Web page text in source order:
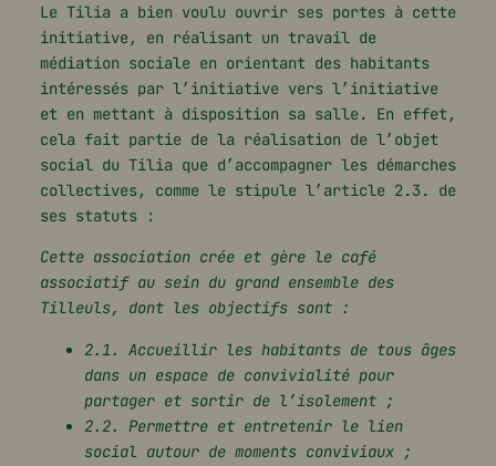
Le Tilia a bien voulu ouvrir ses portes à cette
initiative, en réalisant un travail de
médiation sociale en orientant des habitants
intéressés par l’initiative vers l’initiative
et en mettant à disposition sa salle. En effet,
cela fait partie de la réalisation de l’objet
social du Tilia que d’accompagner les démarches
collectives, comme le stipule l’article 2.3. de
ses statuts :
Cette association crée et gère le café
associatif au sein du grand ensemble des
Tilleuls, dont les objectifs sont :
2.1. Accueillir les habitants de tous âges
dans un espace de convivialité pour
partager et sortir de l’isolement ;
2.2. Permettre et entretenir le lien
social autour de moments conviviaux ;